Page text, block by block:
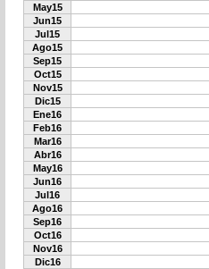
May15
Jun15
Jul15
Ago15
Sep15
Oct15
Nov15
Dic15
Ene16
Feb16
Mar16
Abr16
May16
Jun16
Jul16
Ago16
Sep16
Oct16
Nov16
Dic16